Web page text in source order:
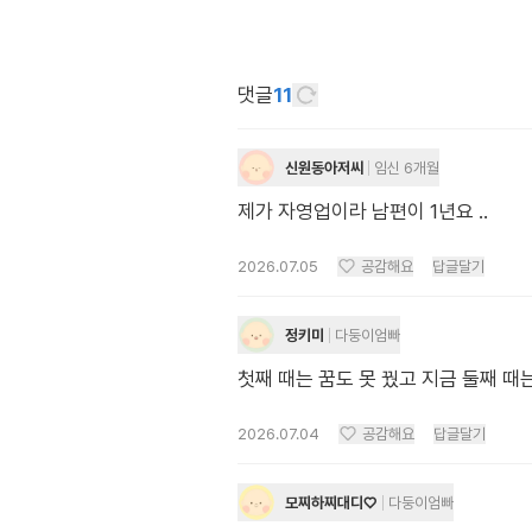
댓글11
신원동아저씨 임신 6개월
제가 자영업이라 남편이 1년요 ..
2026.07.05 공감해요 답글달기
정키미 다둥이엄빠
첫째 때는 꿈도 못 꿨고 지금 둘째 때
2026.07.04 공감해요 답글달기
모찌하찌대디♡ 다둥이엄빠